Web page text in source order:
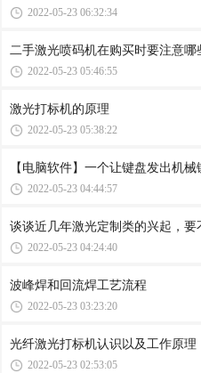
2022-05-23 06:32:34
二手激光喷码机在购买时要注意哪
2022-05-23 05:46:55
激光打标机的原理
2022-05-23 05:38:22
【电脑软件】一个让键盘发出机
2022-05-23 04:44:57
谈谈近几年激光定制类的兴起，要
2022-05-23 04:24:40
波峰焊和回流焊工艺流程
2022-05-23 03:23:20
光纤激光打标机认识以及工作原理
2022-05-23 02:53:05